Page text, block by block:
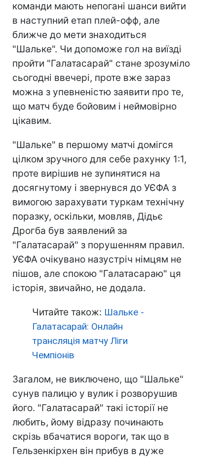
команди мають непогані шанси вийти
в наступний етап плей-офф, але
ближче до мети знаходиться
"Шальке". Чи допоможе гол на виїзді
пройти "Галатасарай" стане зрозуміло
сьогодні ввечері, проте вже зараз
можна з упевненістю заявити про те,
що матч буде бойовим і неймовірно
цікавим.
"Шальке" в першому матчі домігся
цілком зручного для себе рахунку 1:1,
проте вирішив не зупинятися на
досягнутому і звернувся до УЄФА з
вимогою зарахувати туркам технічну
поразку, оскільки, мовляв, Дідьє
Дрогба був заявлений за
"Галатасарай" з порушенням правил.
УЄФА очікувано назустріч німцям не
пішов, але спокою "Галатасараю" ця
історія, звичайно, не додала.
Читайте також: Шальке -
Галатасарай: Онлайн
трансляція матчу Ліги
Чемпіонів
Загалом, не виключено, що "Шальке"
сунув палицю у вулик і розворушив
його. "Галатасарай" такі історії не
любить, йому відразу починають
скрізь вбачатися вороги, так що в
Гельзенкірхен він прибув в дуже